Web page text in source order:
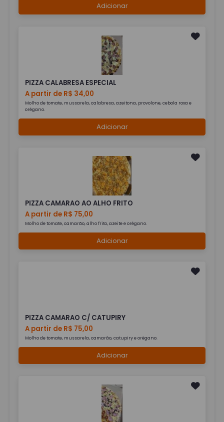
Adicionar
PIZZA CALABRESA ESPECIAL
A partir de R$ 34,00
Molho de tomate, mussarela, calabresa, azeitona, provolone, cebola roxa e
orégano.
Adicionar
PIZZA CAMARAO AO ALHO FRITO
A partir de R$ 75,00
Molho de tomate, camarão, alho frito, azeite e orégano.
Adicionar
PIZZA CAMARAO C/ CATUPIRY
A partir de R$ 75,00
Molho de tomate, mussarela, camarão, catupiry e orégano.
Adicionar